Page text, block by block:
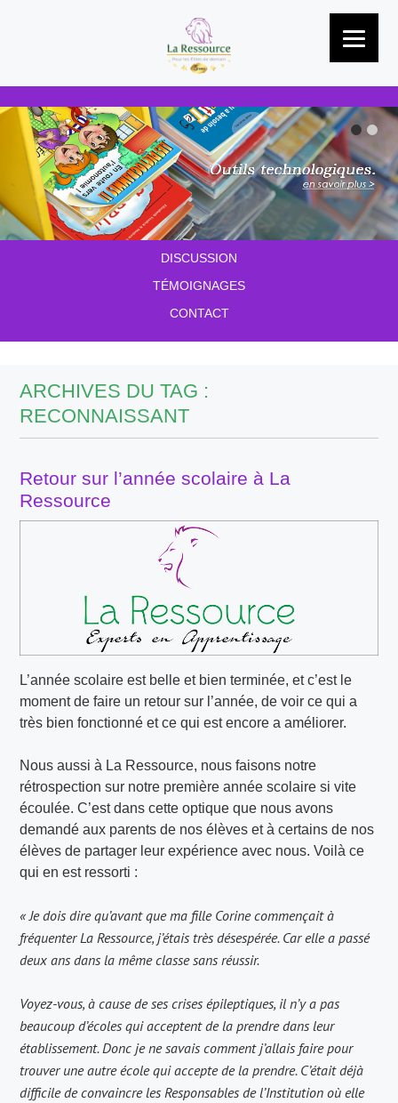
Passer au contenu
À PROPOS
NOS SERVICES
LES OUTILS
GLOSSAIRE
DISCUSSION
TÉMOIGNAGES
CONTACT
ARCHIVES DU TAG :
RECONNAISSANT
Retour sur l’année scolaire à La
Ressource
L’année scolaire est belle et bien terminée, et c’est le
moment de faire un retour sur l’année, de voir ce qui a
très bien fonctionné et ce qui est encore a améliorer.
Nous aussi à La Ressource, nous faisons notre
rétrospection sur notre première année scolaire si vite
écoulée. C’est dans cette optique que nous avons
demandé aux parents de nos élèves et à certains de nos
élèves de partager leur expérience avec nous. Voilà ce
qui en est ressorti :
« Je dois dire qu’avant que ma fille Corine commençait à
fréquenter La Ressource, j’étais très désespérée. Car elle a passé
deux ans dans la même classe sans réussir.
Voyez-vous, à cause de ses crises épileptiques, il n’y a pas
beaucoup d’écoles qui acceptent de la prendre dans leur
établissement. Donc je ne savais comment j’allais faire pour
trouver une autre école qui accepte de la prendre. C’était déjà
difficile de convaincre les Responsables de l’Institution où elle